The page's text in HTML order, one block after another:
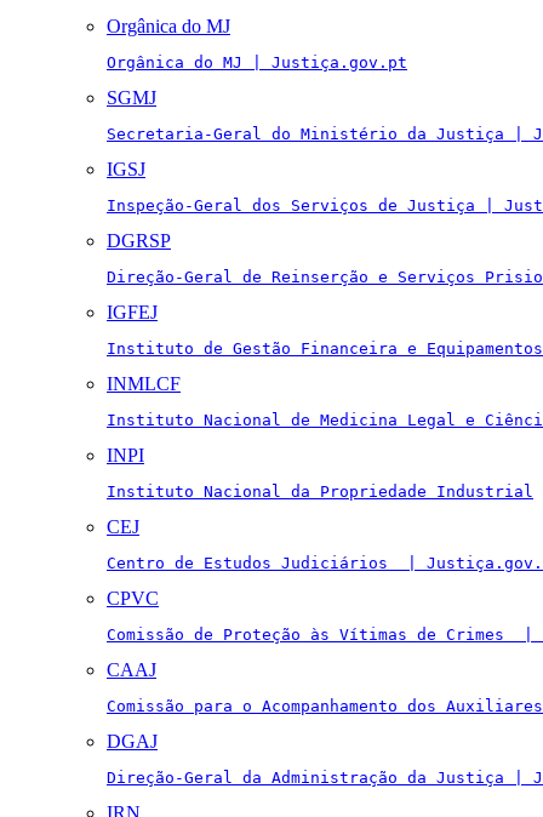
Orgânica do MJ
Orgânica do MJ | Justiça.gov.pt
SGMJ
Secretaria-Geral do Ministério da Justiça |
IGSJ
Inspeção-Geral dos Serviços de Justiça |
DGRSP
Direção-Geral de Reinserção e Serviços
IGFEJ
Instituto de Gestão Financeira e
INMLCF
Instituto Nacional de Medicina Legal e
INPI
Instituto Nacional da Propriedade Industrial
CEJ
Centro de Estudos Judiciários  |
CPVC
Comissão de Proteção às Vítimas de Crimes
CAAJ
Comissão para o Acompanhamento dos
DGAJ
Direção-Geral da Administração da Justiça |
IRN